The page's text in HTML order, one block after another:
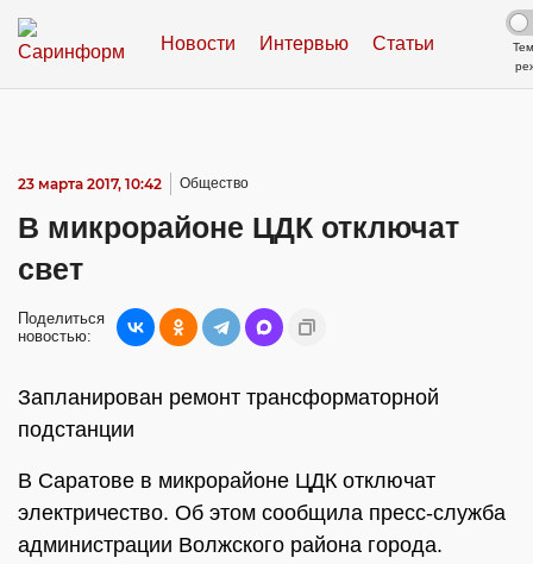
Новости Интервью Статьи
23 марта 2017, 10:42 Общество
В микрорайоне ЦДК отключат
свет
Поделиться
новостью:
Запланирован ремонт трансформаторной
подстанции
В Саратове в микрорайоне ЦДК отключат
электричество. Об этом сообщила пресс-служба
администрации Волжского района города.